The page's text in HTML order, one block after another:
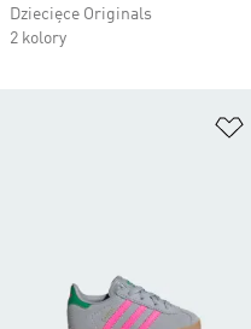
Dziecięce Originals
2 kolory